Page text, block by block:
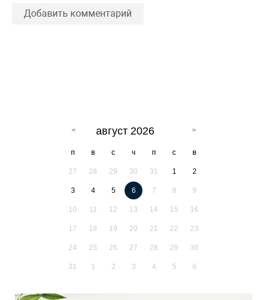
Добавить комментарий
август 2026
п в с ч п с в
27 28 29 30 31 1 2
3 4 5 6 7 8 9
10 11 12 13 14 15 16
17 18 19 20 21 22 23
24 25 26 27 28 29 30
31 1 2 3 4 5 6